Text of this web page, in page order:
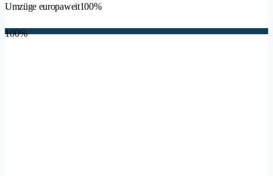
Umzüge europaweit100%
100%